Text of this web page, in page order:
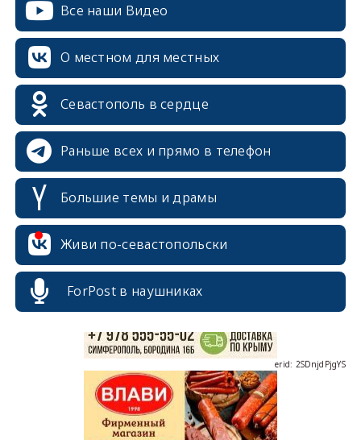
Все наши Видео
О местном для местных
Севастополь в сердце
Раньше всех и прямо в телефон
Большие темы и драмы
Живи по-севастопольски
ForPost в наушниках
erid: 2SDnjcrDNw6
erid: 2SDnjdPjgYS